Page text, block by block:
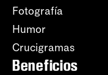
Fotografía
Humor
Crucigramas
Beneficios